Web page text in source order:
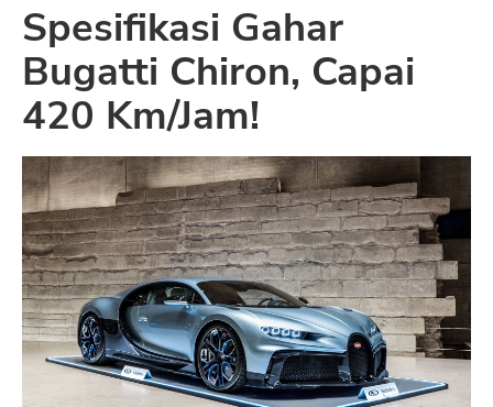
Spesifikasi Gahar
Bugatti Chiron, Capai
420 Km/Jam!